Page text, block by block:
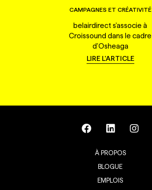
CAMPAGNES ET CRÉATIVITÉ
belairdirect s'associe à
Croissound dans le cadre
d'Osheaga
LIRE L'ARTICLE
À PROPOS
BLOGUE
EMPLOIS